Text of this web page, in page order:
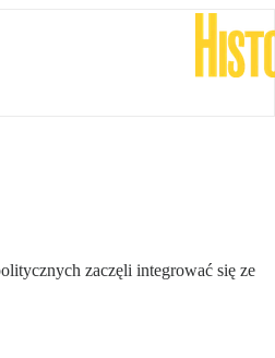
zaczęli integrować się ze